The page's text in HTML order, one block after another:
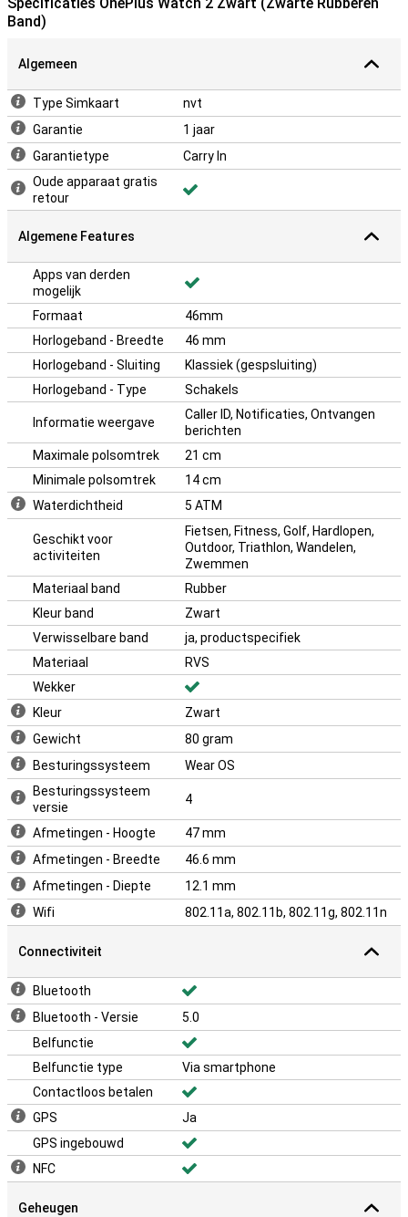
Band)
Algemeen
Type Simkaart
nvt
Garantie
1 jaar
Garantietype
Carry In
Oude apparaat gratis
retour
Algemene Features
Apps van derden
mogelijk
Formaat
46mm
Horlogeband - Breedte
46 mm
Horlogeband - Sluiting
Klassiek (gespsluiting)
Horlogeband - Type
Schakels
Informatie weergave
Caller ID, Notificaties, Ontvangen
berichten
Maximale polsomtrek
21 cm
Minimale polsomtrek
14 cm
Waterdichtheid
5 ATM
Geschikt voor
activiteiten
Fietsen, Fitness, Golf, Hardlopen,
Outdoor, Triathlon, Wandelen,
Zwemmen
Materiaal band
Rubber
Kleur band
Zwart
Verwisselbare band
ja, productspecifiek
Materiaal
RVS
Wekker
Kleur
Zwart
Gewicht
80 gram
Besturingssysteem
Wear OS
Besturingssysteem
versie
4
Afmetingen - Hoogte
47 mm
Afmetingen - Breedte
46.6 mm
Afmetingen - Diepte
12.1 mm
Wifi
802.11a, 802.11b, 802.11g, 802.11n
Connectiviteit
Bluetooth
Bluetooth - Versie
5.0
Belfunctie
Belfunctie type
Via smartphone
Contactloos betalen
GPS
Ja
GPS ingebouwd
NFC
Geheugen